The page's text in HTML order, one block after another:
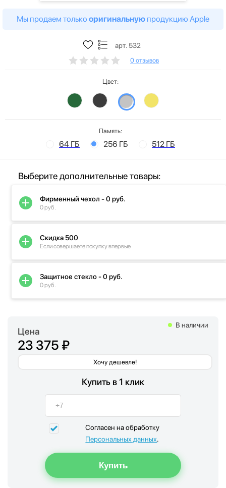
Мы продаем только оригинальную продукцию Apple
арт. 532
0 отзывов
Цвет:
Память:
64 ГБ 256 ГБ 512 ГБ
Цена
23 375 ₽
Хочу дешевле!
В наличии
Купить в 1 клик
Согласен на обработку
Персональных данных.
Выберите дополнительные товары:
Фирменный чехол - 0 руб.
0 руб.
Скидка 500
Если совершаете покупку впервые
Защитное стекло - 0 руб.
0 руб.